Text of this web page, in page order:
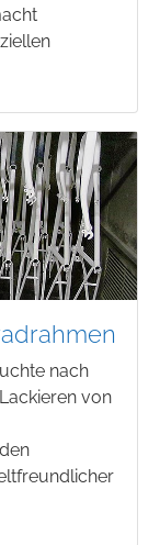
nach
von